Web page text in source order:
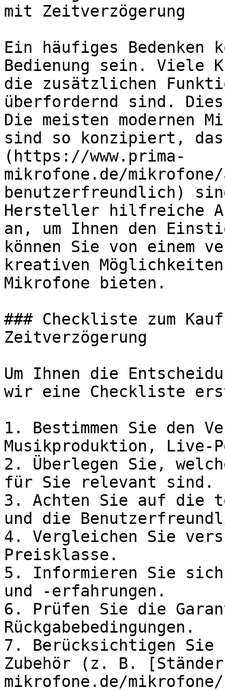
mit Zeitverzögerung
Ein häufiges Bedenken
Bedienung sein. Viele
die zusätzlichen
überfordernd sind.
Die meisten modernen
sind so konzipiert,
(https://www.prima-
mikrofone.de/
benutzerfreundlich)
Hersteller hilfreiche
an, um Ihnen den
können Sie von einem
kreativen
Mikrofone bieten.
### Checkliste zum
Zeitverzögerung
Um Ihnen die
wir eine Checkliste
1. Bestimmen Sie den
Musikproduktion, Live-
2. Überlegen Sie,
für Sie relevant sind.
3. Achten Sie auf die
und die
4. Vergleichen Sie
Preisklasse.
5. Informieren Sie sich
und -erfahrungen.
6. Prüfen Sie die
Rückgabebedingungen.
7. Berücksichtigen
Zubehör (z. B.
mikrofone.de/